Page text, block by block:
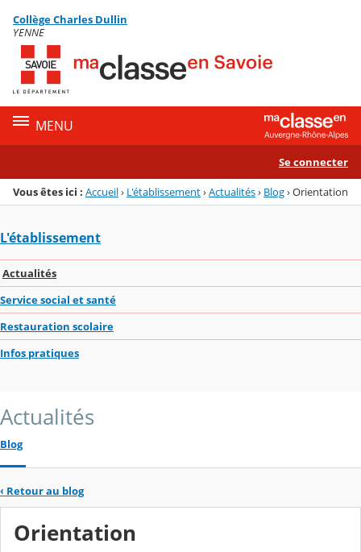
Menu de la rubrique
Contenu
Collège Charles Dullin
YENNE
MENU
Se connecter
Vous êtes ici : Accueil› L'établissement›Actualités› Blog›Orientation
L'établissement
Actualités
Service social et santé
Restauration scolaire
Infos pratiques
Actualités
Blog
‹ Retour au blog
Orientation